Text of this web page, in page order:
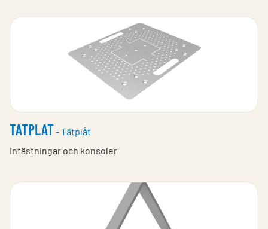
TATPLAT- Tätplåt
Infästningar och konsoler